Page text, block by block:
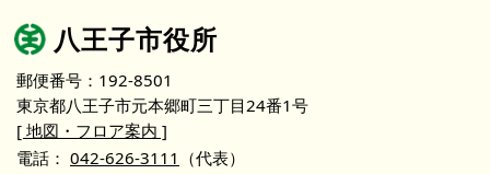
八王子市役所
郵便番号：192-8501
東京都八王子市元本郷町三丁目24番1号
[ 地図・フロア案内 ]
電話： 042-626-3111 （代表）